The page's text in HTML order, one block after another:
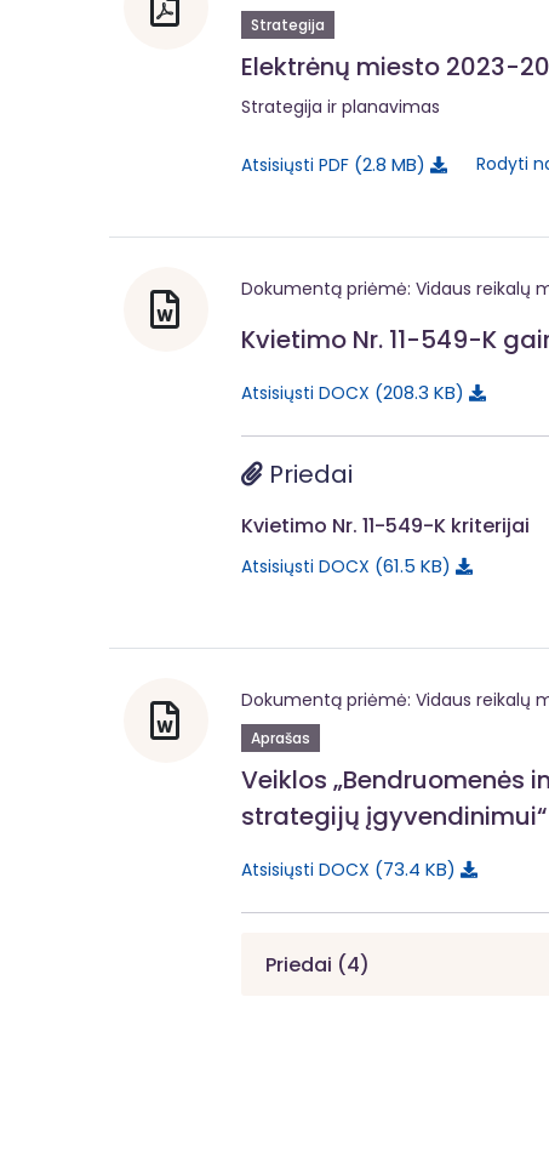
Strategija
Elektrėnų miesto 2023-
Strategija ir planavimas
Atsisiųsti PDF 2.8 MB
Rodyti
Dokumentą priėmė: Vidaus reikalų
Kvietimo Nr. 11-549-K
Atsisiųsti DOCX 208.3 KB
Priedai
Kvietimo Nr. 11-549-K kriterijai
Atsisiųsti DOCX 61.5 KB
Dokumentą priėmė: Vidaus reikalų
Aprašas
Veiklos
strategijų
Atsisiųsti DOCX 73.4 KB
Priedai (4)